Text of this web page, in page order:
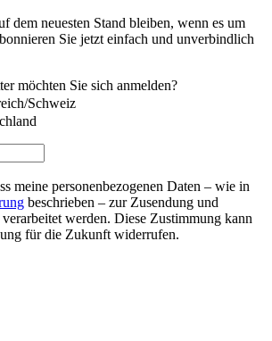
dem neuesten Stand bleiben, wenn es um
Sie jetzt einfach und unverbindlich
möchten Sie sich anmelden?
Schweiz
meine personenbezogenen Daten – wie in
beschrieben – zur Zusendung und
werden. Diese Zustimmung kann
für die Zukunft widerrufen.